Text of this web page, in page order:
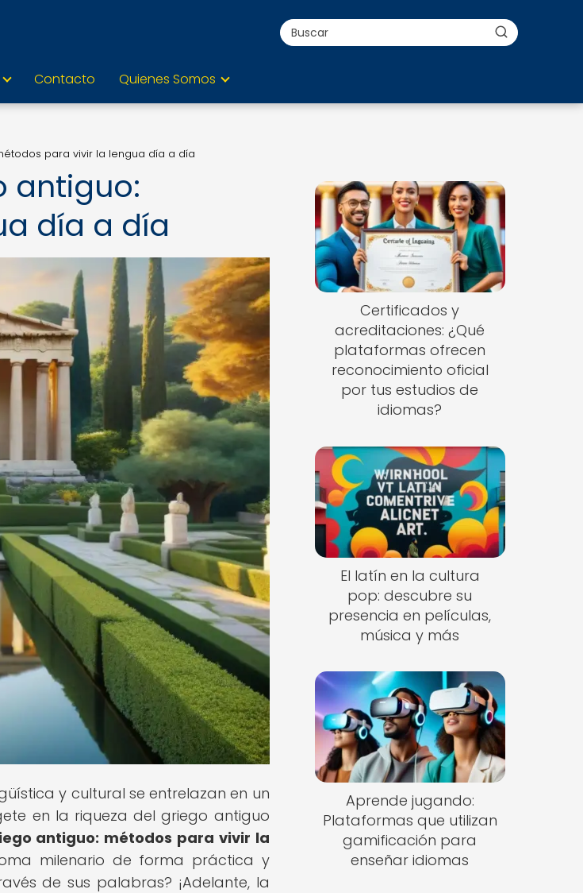
Contacto Quienes Somos
para vivir la lengua día a día
antiguo:
día a día
y cultural se entrelazan en un
en la riqueza del griego antiguo
antiguo: métodos para vivir la
milenario de forma práctica y
de sus palabras? ¡Adelante, la
Certificados y
acreditaciones: ¿Qué
plataformas ofrecen
reconocimiento oficial
por tus estudios de
idiomas?
El latín en la cultura
pop: descubre su
presencia en películas,
música y más
Aprende jugando:
Plataformas que utilizan
gamificación para
enseñar idiomas